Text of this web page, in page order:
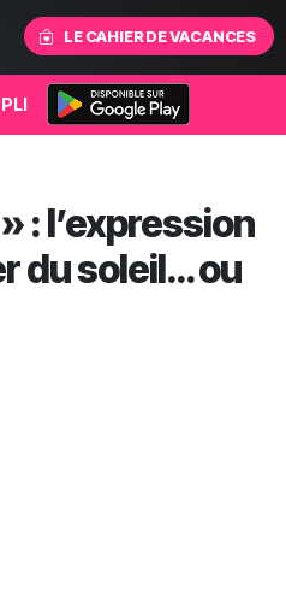
LE CAHIER DE VACANCES
: l’expression
du soleil… ou